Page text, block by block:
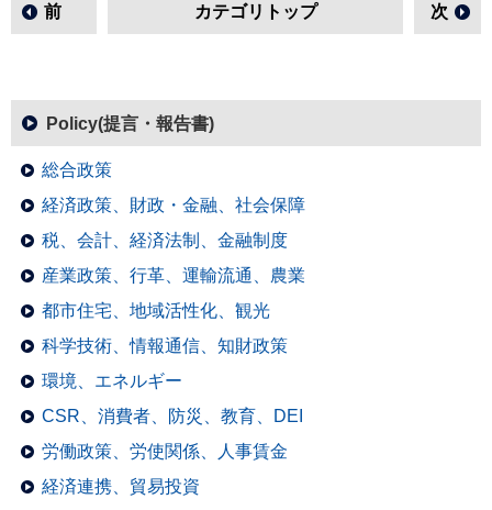
前 カテゴリトップ 次
Policy(提言・報告書)
総合政策
経済政策、財政・金融、社会保障
税、会計、経済法制、金融制度
産業政策、行革、運輸流通、農業
都市住宅、地域活性化、観光
科学技術、情報通信、知財政策
環境、エネルギー
CSR、消費者、防災、教育、DEI
労働政策、労使関係、人事賃金
経済連携、貿易投資